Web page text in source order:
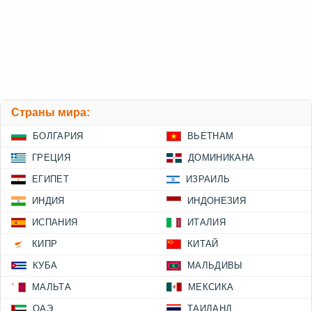
Страны мира:
БОЛГАРИЯ ВЬЕТНАМ
ГРЕЦИЯ ДОМИНИКАНА
ЕГИПЕТ ИЗРАИЛЬ
ИНДИЯ ИНДОНЕЗИЯ
ИСПАНИЯ ИТАЛИЯ
КИПР КИТАЙ
КУБА МАЛЬДИВЫ
МАЛЬТА МЕКСИКА
ОАЭ ТАИЛАНД